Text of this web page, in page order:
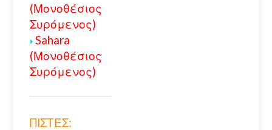
(Μονοθέσιος
Συρόμενος)
Sahara
(Μονοθέσιος
Συρόμενος)
ΠΙΣΤΕΣ: